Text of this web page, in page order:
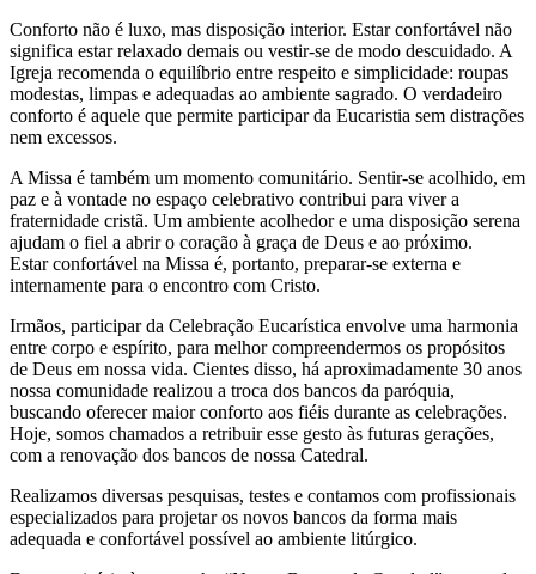
Conforto não é luxo, mas disposição interior. Estar confortável não
significa estar relaxado demais ou vestir-se de modo descuidado. A
Igreja recomenda o equilíbrio entre respeito e simplicidade: roupas
modestas, limpas e adequadas ao ambiente sagrado. O verdadeiro
conforto é aquele que permite participar da Eucaristia sem distrações
nem excessos.
A Missa é também um momento comunitário. Sentir-se acolhido, em
paz e à vontade no espaço celebrativo contribui para viver a
fraternidade cristã. Um ambiente acolhedor e uma disposição serena
ajudam o fiel a abrir o coração à graça de Deus e ao próximo.
Estar confortável na Missa é, portanto, preparar-se externa e
internamente para o encontro com Cristo.
Irmãos, participar da Celebração Eucarística envolve uma harmonia
entre corpo e espírito, para melhor compreendermos os propósitos
de Deus em nossa vida. Cientes disso, há aproximadamente 30 anos
nossa comunidade realizou a troca dos bancos da paróquia,
buscando oferecer maior conforto aos fiéis durante as celebrações.
Hoje, somos chamados a retribuir esse gesto às futuras gerações,
com a renovação dos bancos de nossa Catedral.
Realizamos diversas pesquisas, testes e contamos com profissionais
especializados para projetar os novos bancos da forma mais
adequada e confortável possível ao ambiente litúrgico.